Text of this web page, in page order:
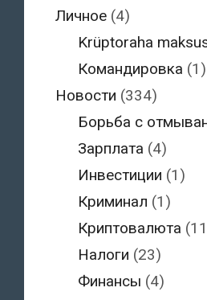
Личное(4)
Krüptoraha
Командировка (1)
Новости (334)
Борьба с
Зарплата (4)
Инвестиции (1)
Криминал (1)
Криптовалюта
Налоги (23)
Финансы (4)